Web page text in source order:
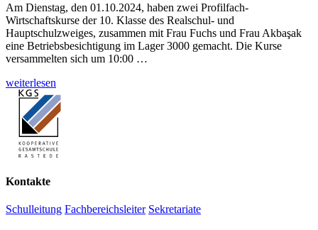
Am Dienstag, den 01.10.2024, haben zwei Profilfach-
Wirtschaftskurse der 10. Klasse des Realschul- und
Hauptschulzweiges, zusammen mit Frau Fuchs und Frau Akbaşak
eine Betriebsbesichtigung im Lager 3000 gemacht. Die Kurse
versammelten sich um 10:00 …
weiterlesen
Kontakte
Schulleitung Fachbereichsleiter Sekretariate